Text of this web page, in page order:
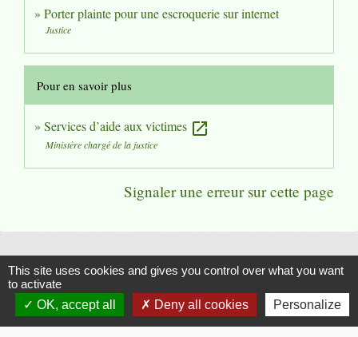
Porter plainte pour une escroquerie sur internet
Justice
Pour en savoir plus
Services d’aide aux victimes open_in_new
Ministère chargé de la justice
Signaler une erreur sur cette page
Flash Infos
chevron_leftPrevious
chevron_right
Next
This site uses cookies and gives you control over what you want
to activate
OK, accept all
Deny all cookies Personalize